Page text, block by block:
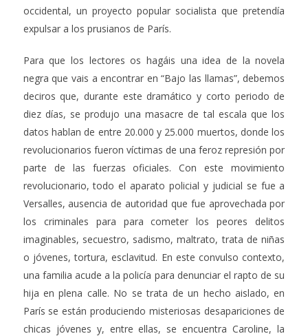
occidental, un proyecto popular socialista que pretendía
expulsar a los prusianos de París.
Para que los lectores os hagáis una idea de la novela
negra que vais a encontrar en “Bajo las llamas”, debemos
deciros que, durante este dramático y corto periodo de
diez días, se produjo una masacre de tal escala que los
datos hablan de entre 20.000 y 25.000 muertos, donde los
revolucionarios fueron víctimas de una feroz represión por
parte de las fuerzas oficiales. Con este movimiento
revolucionario, todo el aparato policial y judicial se fue a
Versalles, ausencia de autoridad que fue aprovechada por
los criminales para para cometer los peores delitos
imaginables, secuestro, sadismo, maltrato, trata de niñas
o jóvenes, tortura, esclavitud. En este convulso contexto,
una familia acude a la policía para denunciar el rapto de su
hija en plena calle. No se trata de un hecho aislado, en
París se están produciendo misteriosas desapariciones de
chicas jóvenes y, entre ellas, se encuentra Caroline, la